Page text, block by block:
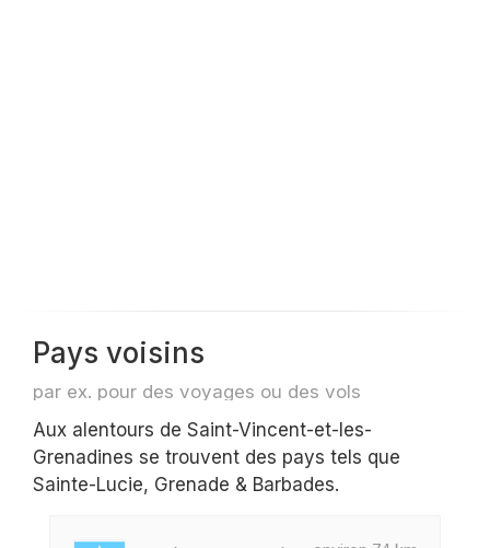
Pays voisins
par ex. pour des voyages ou des vols
Aux alentours de Saint-Vincent-et-les-
Grenadines se trouvent des pays tels que
Sainte-Lucie, Grenade & Barbades.